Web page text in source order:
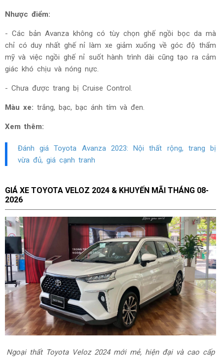
Nhược điểm:
- Các bản Avanza không có tùy chọn ghế ngồi bọc da mà
chỉ có duy nhất ghế nỉ làm xe giảm xuống về góc độ thẩm
mỹ và việc ngồi ghế nỉ suốt hành trình dài cũng tạo ra cảm
giác khó chịu và nóng nực.
- Chưa được trang bị Cruise Control.
Màu xe: trắng, bạc, bạc ánh tím và đen.
Xem thêm:
Đánh giá Toyota Avanza 2023: Nội thất rộng, trang bị
vừa đủ, giá cạnh tranh
GIÁ XE TOYOTA VELOZ 2024 & KHUYẾN MÃI THÁNG 08-
2026
Ngoại thất Toyota Veloz 2024 mới mẻ, hiện đại và cao cấp